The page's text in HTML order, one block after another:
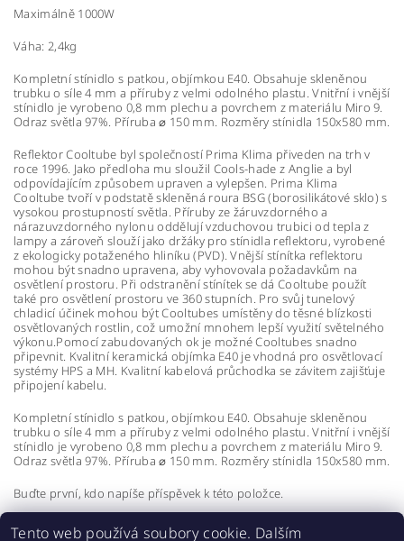
Maximálně 1000W
Váha: 2,4kg
Kompletní stínidlo s patkou, objímkou E40. Obsahuje skleněnou
trubku o síle 4 mm a příruby z velmi odolného plastu. Vnitřní i vnější
stínidlo je vyrobeno 0,8 mm plechu a povrchem z materiálu Miro 9.
Odraz světla 97%. Příruba ⌀ 150 mm. Rozměry stínidla 150x580 mm.
Reflektor Cooltube byl společností Prima Klima přiveden na trh v
roce 1996. Jako předloha mu sloužil Cools-hade z Anglie a byl
odpovídajícím způsobem upraven a vylepšen. Prima Klima
Cooltube tvoří v podstatě skleněná roura BSG (borosilikátové sklo) s
vysokou prostupností světla. Příruby ze žáruvzdorného a
nárazuvzdorného nylonu oddělují vzduchovou trubici od tepla z
lampy a zároveň slouží jako držáky pro stínidla reflektoru, vyrobené
z ekologicky potaženého hliníku (PVD). Vnější stínítka reflektoru
mohou být snadno upravena, aby vyhovovala požadavkům na
osvětlení prostoru. Při odstranění stínítek se dá Cooltube použít
také pro osvětlení prostoru ve 360 stupních. Pro svůj tunelový
chladicí účinek mohou být Cooltubes umístěny do těsné blízkosti
osvětlovaných rostlin, což umožní mnohem lepší využití světelného
výkonu.Pomocí zabudovaných ok je možné Cooltubes snadno
připevnit. Kvalitní keramická objímka E40 je vhodná pro osvětlovací
systémy HPS a MH. Kvalitní kabelová průchodka se závitem zajišťuje
připojení kabelu.
Kompletní stínidlo s patkou, objímkou E40. Obsahuje skleněnou
trubku o síle 4 mm a příruby z velmi odolného plastu. Vnitřní i vnější
stínidlo je vyrobeno 0,8 mm plechu a povrchem z materiálu Miro 9.
Odraz světla 97%. Příruba ⌀ 150 mm. Rozměry stínidla 150x580 mm.
Buďte první, kdo napíše příspěvek k této položce.
Přidat komentář
Tento web používá soubory cookie. Dalším